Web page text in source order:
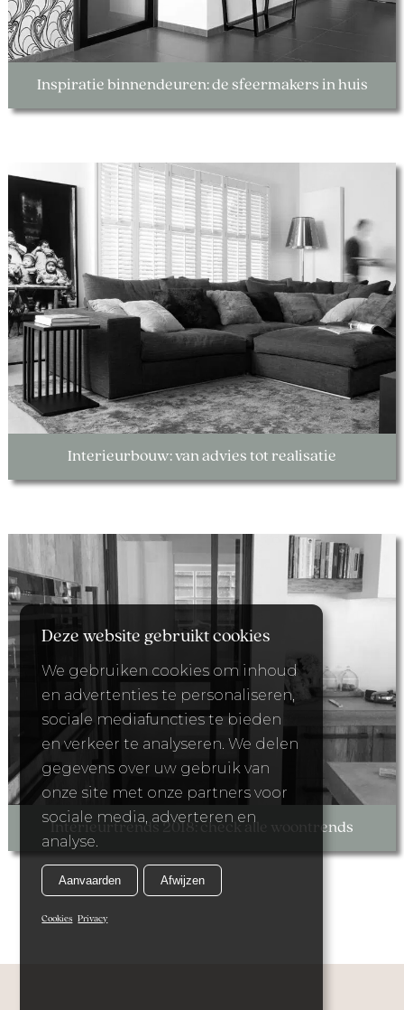
Inspiratie binnendeuren: de sfeermakers in huis
Interieurbouw: van advies tot realisatie
Interieurtrends 2018: check alle woontrends
Deze website gebruikt cookies
We gebruiken cookies om inhoud
en advertenties te personaliseren,
sociale mediafuncties te bieden
en verkeer te analyseren. We delen
gegevens over uw gebruik van
onze site met onze partners voor
sociale media, adverteren en
analyse.
Aanvaarden Afwijzen
Cookies Privacy